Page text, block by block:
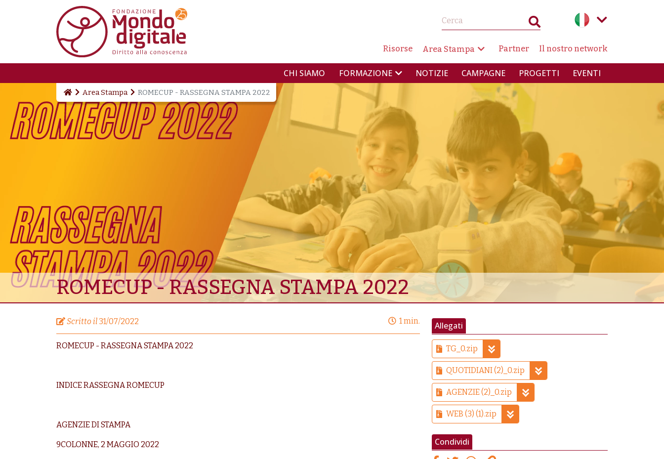
Salta al contenuto principale
NAVIGAZIONE SECONDARIA
Risorse Area Stampa Partner Il nostro network
NAVIGAZIONE PRINCIPALE
CHI SIAMO FORMAZIONE NOTIZIE CAMPAGNE PROGETTI EVENTI
Area Stampa ROMECUP - RASSEGNA STAMPA 2022
ROMECUP - RASSEGNA STAMPA 2022
Scritto il 31/07/2022 1 min.
ROMECUP - RASSEGNA STAMPA 2022
INDICE RASSEGNA ROMECUP
AGENZIE DI STAMPA
9COLONNE, 2 MAGGIO 2022
Allegati
TG_0.zip
QUOTIDIANI (2)_0.zip
AGENZIE (2)_0.zip
WEB (3) (1).zip
Condividi